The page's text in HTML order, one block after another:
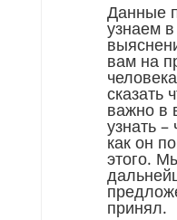
Данные
узнаем
вам на
сказать
важно в
узнать –
как он
этого.
принял.